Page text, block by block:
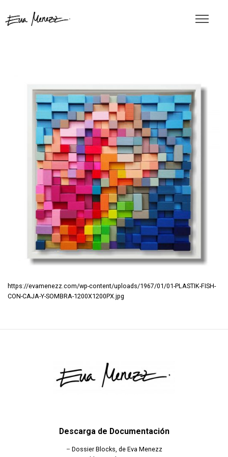
https://evamenezz.com/wp-content/uploads/1967/01/01-PLASTIK-FISH-
CON-CAJA-Y-SOMBRA-1200X1200PX.jpg
Descarga de Documentación
– Dossier Blocks, de Eva Menezz